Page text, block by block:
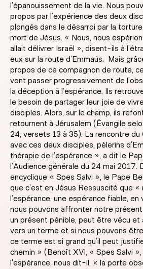
l’épanouissement de la vie. Nous
propos par l’expérience des deux
plongés dans le désarroi par la
mort de Jésus. « Nous, nous
allait délivrer Israël », disent-ils à
eux sur la route d’Emmaüs. Mais
propos de ce compagnon de route,
vont passer progressivement de
la déception à l’espérance. Ils
le besoin de partager leur joie de
disciples. Alors, sur le champ, ils
retournent à Jérusalem (Évangile
24, versets 13 à 35). La rencontre
avec ces deux disciples, pèlerins
thérapie de l’espérance », a dit le
l’Audience générale du 24 mai 2017.
encyclique « Spes Salvi », le Pape
que c’est en Jésus Ressuscité que «
l’espérance, une espérance fiable,
nous pouvons affronter notre
un présent pénible, peut être vécu et
vers un terme et si nous pouvons
ce terme est si grand qu’il peut
chemin » (Benoît XVI, « Spes Salvi »,
l’espérance, nous dit-il, « la porte